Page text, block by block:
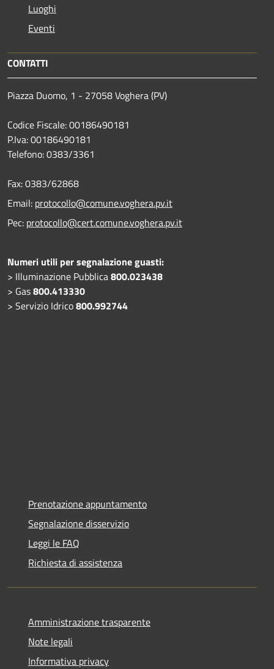
Luoghi
Eventi
CONTATTI
Piazza Duomo, 1 - 27058 Voghera (PV)
Codice Fiscale: 00186490181
P.Iva: 00186490181
Telefono:0383/3361
Fax:0383/62868
Email: protocollo@comune.voghera.pv.it
Pec: protocollo@cert.comune.voghera.pv.it
Numeri utili per segnalazione guasti:
> Illuminazione Pubblica800.023438
> Gas800.413330
> Servizio Idrico800.992744
Prenotazione appuntamento
Segnalazione disservizio
Leggi le FAQ
Richiesta di assistenza
Amministrazione trasparente
Note legali
Informativa privacy